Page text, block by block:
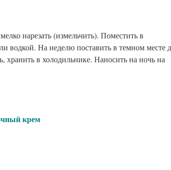
нарезать (измельчить). Поместить в
водкой. На неделю поставить в темном месте
хранить в холодильнике. Наносить на ночь на
крем